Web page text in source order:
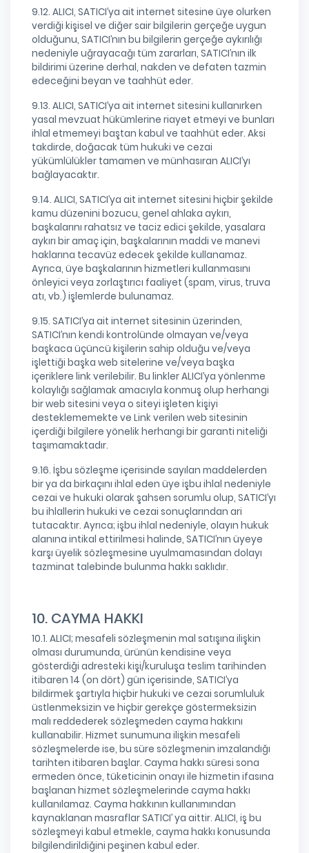
9.12. ALICI, SATICI’ya ait internet sitesine üye olurken
verdiği kişisel ve diğer sair bilgilerin gerçeğe uygun
olduğunu, SATICI’nın bu bilgilerin gerçeğe aykırılığı
nedeniyle uğrayacağı tüm zararları, SATICI’nın ilk
bildirimi üzerine derhal, nakden ve defaten tazmin
edeceğini beyan ve taahhüt eder.
9.13. ALICI, SATICI’ya ait internet sitesini kullanırken
yasal mevzuat hükümlerine riayet etmeyi ve bunları
ihlal etmemeyi baştan kabul ve taahhüt eder. Aksi
takdirde, doğacak tüm hukuki ve cezai
yükümlülükler tamamen ve münhasıran ALICI’yı
bağlayacaktır.
9.14. ALICI, SATICI’ya ait internet sitesini hiçbir şekilde
kamu düzenini bozucu, genel ahlaka aykırı,
başkalarını rahatsız ve taciz edici şekilde, yasalara
aykırı bir amaç için, başkalarının maddi ve manevi
haklarına tecavüz edecek şekilde kullanamaz.
Ayrıca, üye başkalarının hizmetleri kullanmasını
önleyici veya zorlaştırıcı faaliyet (spam, virus, truva
atı, vb.) işlemlerde bulunamaz.
9.15. SATICI’ya ait internet sitesinin üzerinden,
SATICI’nın kendi kontrolünde olmayan ve/veya
başkaca üçüncü kişilerin sahip olduğu ve/veya
işlettiği başka web sitelerine ve/veya başka
içeriklere link verilebilir. Bu linkler ALICI’ya yönlenme
kolaylığı sağlamak amacıyla konmuş olup herhangi
bir web sitesini veya o siteyi işleten kişiyi
desteklememekte ve Link verilen web sitesinin
içerdiği bilgilere yönelik herhangi bir garanti niteliği
taşımamaktadır.
9.16. İşbu sözleşme içerisinde sayılan maddelerden
bir ya da birkaçını ihlal eden üye işbu ihlal nedeniyle
cezai ve hukuki olarak şahsen sorumlu olup, SATICI’yı
bu ihlallerin hukuki ve cezai sonuçlarından ari
tutacaktır. Ayrıca; işbu ihlal nedeniyle, olayın hukuk
alanına intikal ettirilmesi halinde, SATICI’nın üyeye
karşı üyelik sözleşmesine uyulmamasından dolayı
tazminat talebinde bulunma hakkı saklıdır.
10. CAYMA HAKKI
10.1. ALICI; mesafeli sözleşmenin mal satışına ilişkin
olması durumunda, ürünün kendisine veya
gösterdiği adresteki kişi/kuruluşa teslim tarihinden
itibaren 14 (on dört) gün içerisinde, SATICI’ya
bildirmek şartıyla hiçbir hukuki ve cezai sorumluluk
üstlenmeksizin ve hiçbir gerekçe göstermeksizin
malı reddederek sözleşmeden cayma hakkını
kullanabilir. Hizmet sunumuna ilişkin mesafeli
sözleşmelerde ise, bu süre sözleşmenin imzalandığı
tarihten itibaren başlar. Cayma hakkı süresi sona
ermeden önce, tüketicinin onayı ile hizmetin ifasına
başlanan hizmet sözleşmelerinde cayma hakkı
kullanılamaz. Cayma hakkının kullanımından
kaynaklanan masraflar SATICI’ ya aittir. ALICI, iş bu
sözleşmeyi kabul etmekle, cayma hakkı konusunda
bilgilendirildiğini peşinen kabul eder.